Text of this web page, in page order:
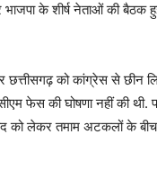
के शीर्ष नेताओं की
को कांग्रेस से छीन
फेस की घोषणा नहीं की
को लेकर तमाम अटकलों के बीच